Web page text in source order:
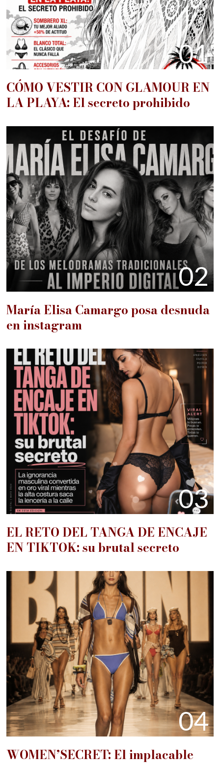
01
CÓMO VESTIR CON GLAMOUR EN
LA PLAYA: El secreto prohibido
02
María Elisa Camargo posa desnuda
en instagram
03
EL RETO DEL TANGA DE ENCAJE
EN TIKTOK: su brutal secreto
04
WOMEN’SECRET: El implacable